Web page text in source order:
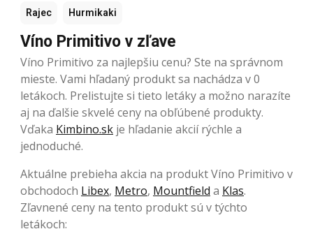
Rajec Hurmikaki
Víno Primitivo v zľave
Víno Primitivo za najlepšiu cenu? Ste na správnom
mieste. Vami hľadaný produkt sa nachádza v 0
letákoch. Prelistujte si tieto letáky a možno narazíte
aj na ďalšie skvelé ceny na obľúbené produkty.
Vďaka Kimbino.sk je hľadanie akcií rýchle a
jednoduché.
Aktuálne prebieha akcia na produkt Víno Primitivo v
obchodoch Libex, Metro, Mountfield a Klas.
Zľavnené ceny na tento produkt sú v týchto
letákoch: